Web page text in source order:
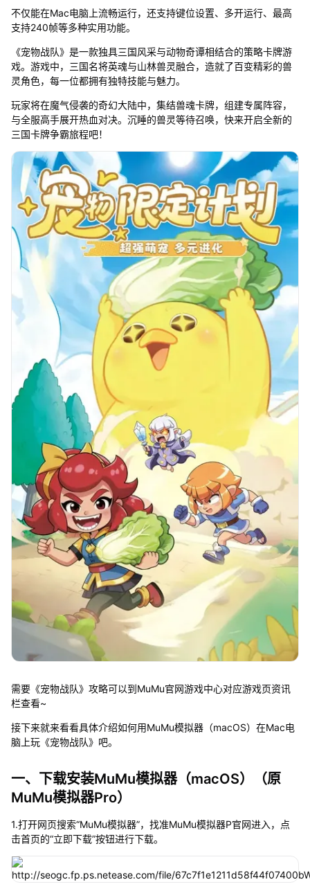
不仅能在Mac电脑上流畅运行，还支持键位设置、多开运行、最高
支持240帧等多种实用功能。
《宠物战队》是一款独具三国风采与动物奇谭相结合的策略卡牌游
戏。游戏中，三国名将英魂与山林兽灵融合，造就了百变精彩的兽
灵角色，每一位都拥有独特技能与魅力。
玩家将在魔气侵袭的奇幻大陆中，集结兽魂卡牌，组建专属阵容，
与全服高手展开热血对决。沉睡的兽灵等待召唤，快来开启全新的
三国卡牌争霸旅程吧！
需要《宠物战队》攻略可以到MuMu官网游戏中心对应游戏页资讯
栏查看~
接下来就来看看具体介绍如何用MuMu模拟器（macOS）在Mac电
脑上玩《宠物战队》吧。
一、下载安装MuMu模拟器（macOS）（原
MuMu模拟器Pro）
1.打开网页搜索“MuMu模拟器”，找准MuMu模拟器P官网进入，点
击首页的“立即下载”按钮进行下载。